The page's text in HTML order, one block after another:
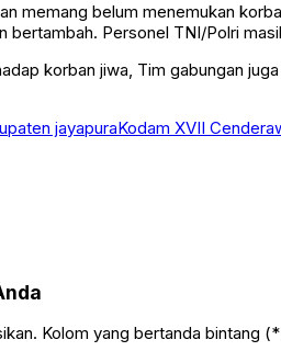
memang belum menemukan
bertambah. Personel TNI/Polri
korban jiwa, Tim gabungan
jayapuraKodam XVII
Kolom yang bertanda bintang